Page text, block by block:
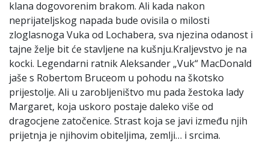
klana dogovorenim brakom. Ali kada nakon
neprijateljskog napada bude ovisila o milosti
zloglasnoga Vuka od Lochabera, sva njezina odanost i
tajne želje bit će stavljene na kušnju.Kraljevstvo je na
kocki. Legendarni ratnik Aleksander „Vuk“ MacDonald
jaše s Robertom Bruceom u pohodu na škotsko
prijestolje. Ali u zarobljeništvo mu pada žestoka lady
Margaret, koja uskoro postaje daleko više od
dragocjene zatočenice. Strast koja se javi između njih
prijetnja je njihovim obiteljima, zemlji… i srcima.